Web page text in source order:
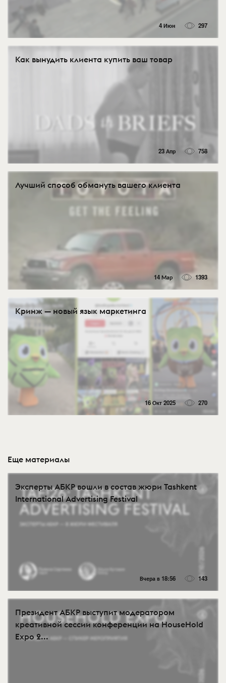
4 Июн 297
Как вынудить клиента купить ваш товар
23 Апр 758
Лучший способ обмануть вашего клиента
14 Мар 1393
Кринж — новый язык маркетинга
16 Окт 2025 270
Еще материалы
Эксперты АБКР вошли в состав жюри Tashkent
International Advertising Festival
Вчера в 18:56 143
Президент АБКР выступит модератором
креативной сессии конференции на HouseHold
Expo 2...